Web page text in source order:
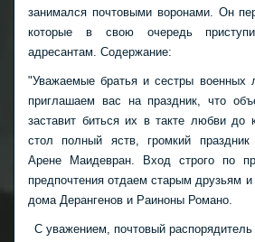
занимался почтовыми воронами. Он
которые в свою очередь
адресантам. Содержание:
"Уважаемые братья и сестры военных
приглашаем вас на праздник, что
заставит биться их в такте любви до
стол полный яств, громкий
Арене Маидевран. Вход строго по
предпочтения отдаем старым друзьям
дома Дерангенов и Раиноны Романо.
С уважением, почтовый распорядитель